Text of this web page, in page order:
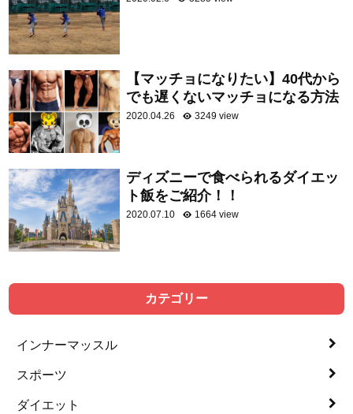
【マッチョになりたい】40代から
でも遅くないマッチョになる方法
2020.04.26 3249 view
ディズニーで食べられるダイエッ
ト飯をご紹介！！
2020.07.10 1664 view
カテゴリー
インナーマッスル
スポーツ
ダイエット